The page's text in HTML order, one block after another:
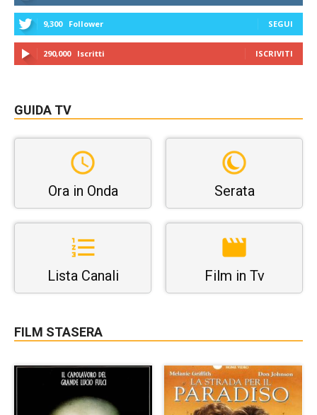
9,300 Follower SEGUI
290,000 Iscritti ISCRIVITI
GUIDA TV
Ora in Onda Serata
Lista Canali Film in Tv
FILM STASERA